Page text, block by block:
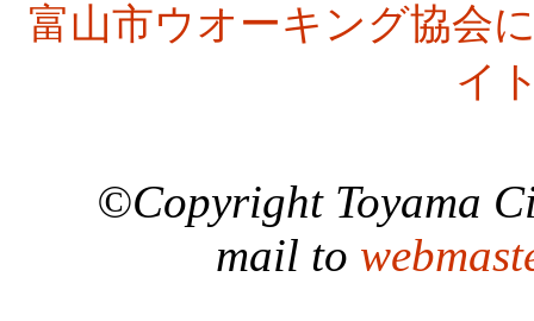
富山市ウオーキング協会
イ
©Copyright Toyama
mail to